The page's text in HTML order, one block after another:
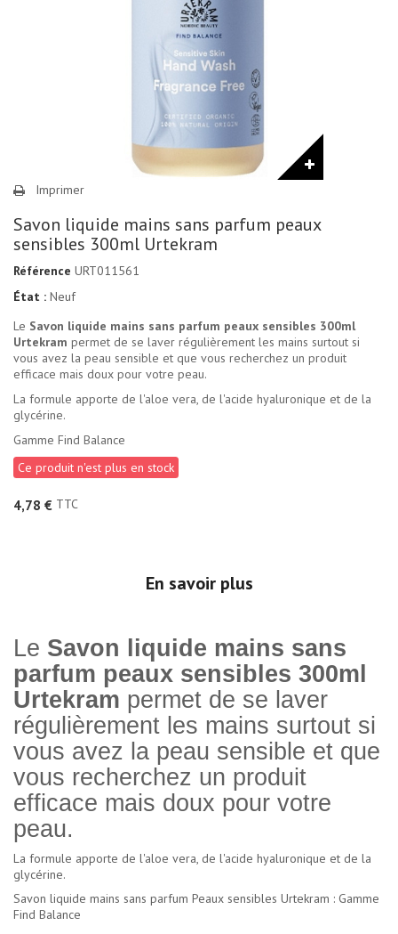
Imprimer
Savon liquide mains sans parfum peaux
sensibles 300ml Urtekram
Référence URT011561
État : Neuf
Le Savon liquide mains sans parfum peaux sensibles 300ml
Urtekram permet de se laver régulièrement les mains surtout si
vous avez la peau sensible et que vous recherchez un produit
efficace mais doux pour votre peau.
La formule apporte de l'aloe vera, de l'acide hyaluronique et de la
glycérine.
Gamme Find Balance
Ce produit n'est plus en stock
4,78 € TTC
En savoir plus
Le Savon liquide mains sans
parfum peaux sensibles 300ml
Urtekram permet de se laver
régulièrement les mains surtout si
vous avez la peau sensible et que
vous recherchez un produit
efficace mais doux pour votre
peau.
La formule apporte de l'aloe vera, de l'acide hyaluronique et de la
glycérine.
Savon liquide mains sans parfum Peaux sensibles Urtekram : Gamme
Find Balance